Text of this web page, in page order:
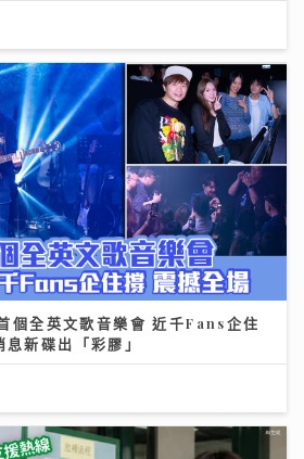
個全英文歌音樂會 近千Fans企住
新碟出「彩膠」